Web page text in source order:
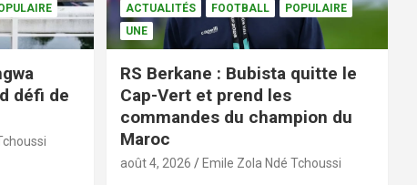
défi de
ACTUALITÉS FOOTBALL
POPULAIRE
UNE
RS Berkane : Bubista quitte le
Cap-Vert et prend les
commandes du champion du
Maroc
août 4, 2026 Emile Zola Ndé Tchoussi